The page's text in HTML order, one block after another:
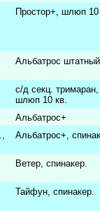
Простор+, шлюп 10
Альбатрос штатный
с/д секц. тримаран,
шлюп 10 кв.
Альбатрос+
Альбатрос+,
Ветер, спинакер.
Тайфун, спинакер.